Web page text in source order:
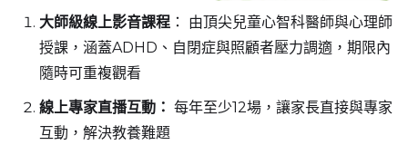
大師級線上影音課程 ： 由頂尖兒童心智科醫師與心理師
授課，涵蓋ADHD、自閉症與照顧者壓力調適，期限內
隨時可重複觀看
線上專家直播互動： 每年至少12場，讓家長直接與專家
互動，解決教養難題